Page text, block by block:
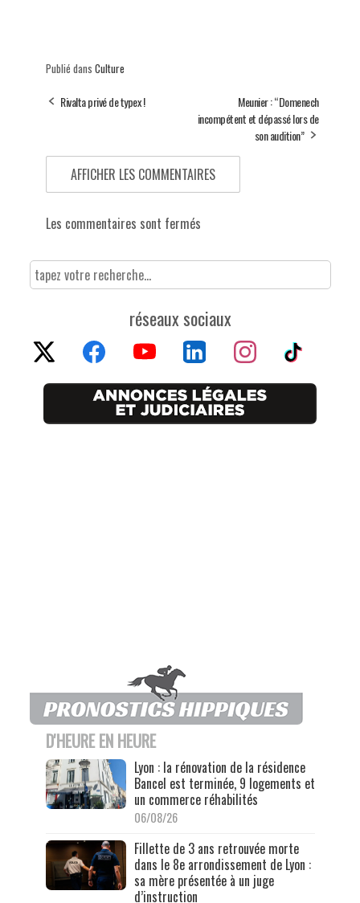
Publié dans Culture
Rivalta privé de typex !
Meunier : “Domenech
incompétent et dépassé lors de
son audition”
AFFICHER LES COMMENTAIRES
Les commentaires sont fermés
réseaux sociaux
D'HEURE EN HEURE
Lyon : la rénovation de la résidence
Bancel est terminée, 9 logements et
un commerce réhabilités
06/08/26
Fillette de 3 ans retrouvée morte
dans le 8e arrondissement de Lyon :
sa mère présentée à un juge
d’instruction